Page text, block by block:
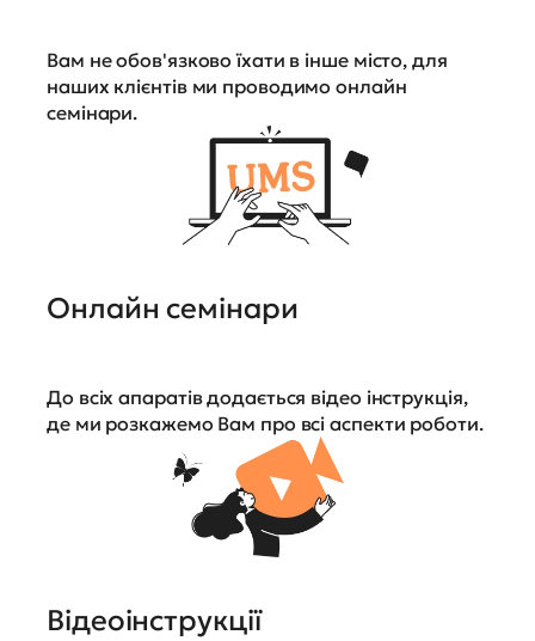
Вам не обов'язково їхати в інше місто, для
наших клієнтів ми проводимо онлайн
семінари.
Онлайн семінари
До всіх апаратів додається відео інструкція,
де ми розкажемо Вам про всі аспекти роботи.
Відеоінструкції